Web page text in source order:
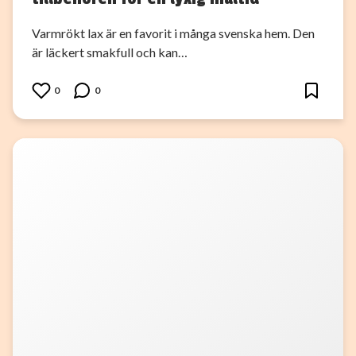
Varmrökt lax är en favorit i många svenska hem. Den
är läckert smakfull och kan…
0 0